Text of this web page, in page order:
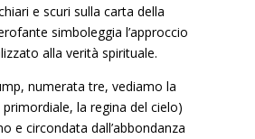
e scuri sulla carta della
simboleggia l’approccio
alla verità spirituale.
numerata tre, vediamo la
primordiale, la regina del cielo)
e circondata dall’abbondanza